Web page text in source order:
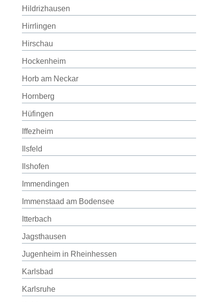
Hildrizhausen
Hirrlingen
Hirschau
Hockenheim
Horb am Neckar
Hornberg
Hüfingen
Iffezheim
Ilsfeld
Ilshofen
Immendingen
Immenstaad am Bodensee
Itterbach
Jagsthausen
Jugenheim in Rheinhessen
Karlsbad
Karlsruhe